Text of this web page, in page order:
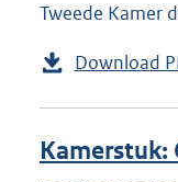
Tweede Kamer
Download
Kamerstuk: